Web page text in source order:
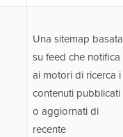
Una sitemap basata
su feed che notifica
ai motori di ricerca i
contenuti pubblicati
o aggiornati di
recente